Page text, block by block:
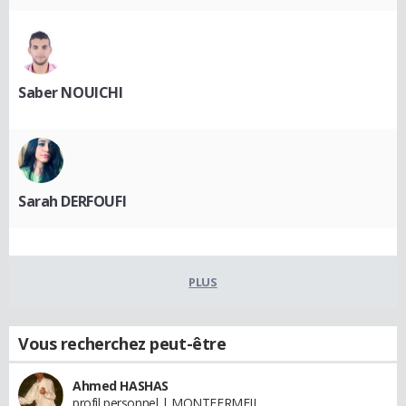
Saber NOUICHI
Sarah DERFOUFI
PLUS
Vous recherchez peut-être
Ahmed HASHAS
profil personnel | MONTFERMEIL